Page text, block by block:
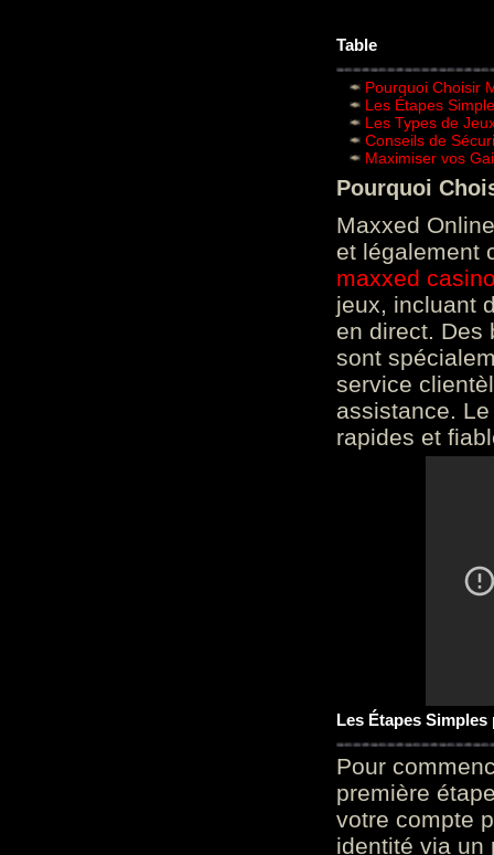
Table
Pourquoi Choisir
Les Étapes
Les Types de
Conseils de
Maximiser vos
Pourquoi
Maxxed
et légalement
maxxed
jeux, incluant
en direct. Des
sont
service
assistance.
rapides et
Les Étapes
Pour
première
votre compte
identité via un